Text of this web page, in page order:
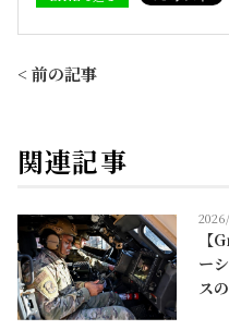
< 前の記事
関連記事
【
ー
ス